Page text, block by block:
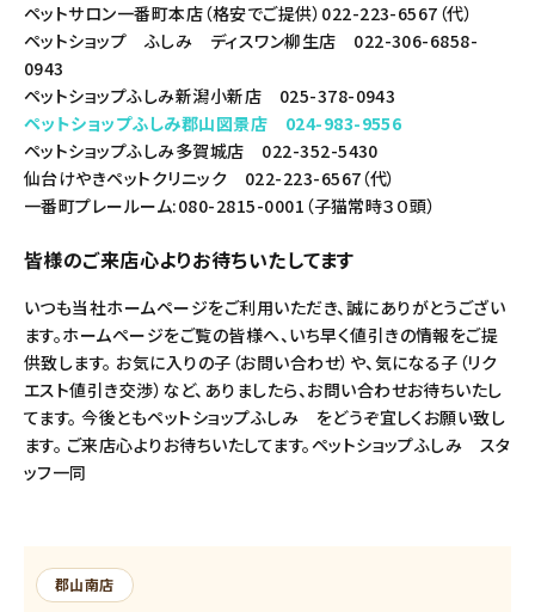
ペットサロン一番町本店（格安でご提供）022-223-6567（代）
ペットショップ ふしみ ディスワン柳生店 022-306-6858-
0943
ペットショップふしみ新潟小新店 025-378-0943
ペットショップふしみ郡山図景店 024-983-9556
ペットショップふしみ多賀城店 022-352-5430
仙台けやきペットクリニック 022-223-6567（代）
一番町プレールーム:080-2815-0001（子猫常時３０頭）
皆様のご来店心よりお待ちいたしてます
いつも当社ホームページをご利用いただき、誠にありがとうござい
ます。ホームページをご覧の皆様へ、いち早く値引きの情報をご提
供致します。 お気に入りの子（お問い合わせ）や、気になる子（リク
エスト値引き交渉）など、ありましたら、お問い合わせお待ちいたし
てます。 今後ともペットショップふしみ をどうぞ宜しくお願い致し
ます。 ご来店心よりお待ちいたしてます。ペットショップふしみ スタ
ッフ一同
郡山南店